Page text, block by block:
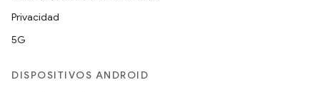
Privacidad
5G
DISPOSITIVOS ANDROID